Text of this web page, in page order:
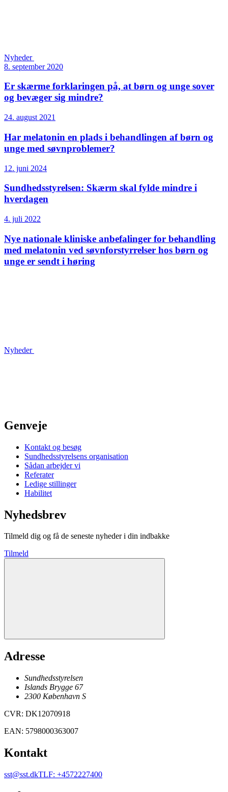
Nyheder
8. september 2020
Er skærme forklaringen på, at børn og unge sover
og bevæger sig mindre?
24. august 2021
Har melatonin en plads i behandlingen af børn og
unge med søvnproblemer?
12. juni 2024
Sundhedsstyrelsen: Skærm skal fylde mindre i
hverdagen
4. juli 2022
Nye nationale kliniske anbefalinger for behandling
med melatonin ved søvnforstyrrelser hos børn og
unge er sendt i høring
Nyheder
Genveje
Kontakt og besøg
Sundhedsstyrelsens organisation
Sådan arbejder vi
Referater
Ledige stillinger
Habilitet
Nyhedsbrev
Tilmeld dig og få de seneste nyheder i din indbakke
Tilmeld
Adresse
Sundhedsstyrelsen
Islands Brygge 67
2300 København S
CVR: DK12070918
EAN: 5798000363007
Kontakt
sst@sst.dkTLF: +4572227400